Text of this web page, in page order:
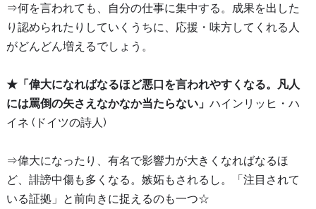
⇒何を言われても、自分の仕事に集中する。成果を出した
り認められたりしていくうちに、応援・味方してくれる人
がどんどん増えるでしょう。
★「偉大になればなるほど悪口を言われやすくなる。凡人
には罵倒の矢さえなかなか当たらない」 ハインリッヒ・ハ
イネ (ドイツの詩人)
⇒偉大になったり、有名で影響力が大きくなればなるほ
ど、誹謗中傷も多くなる。嫉妬もされるし。「注目されて
いる証拠」と前向きに捉えるのも一つ☆